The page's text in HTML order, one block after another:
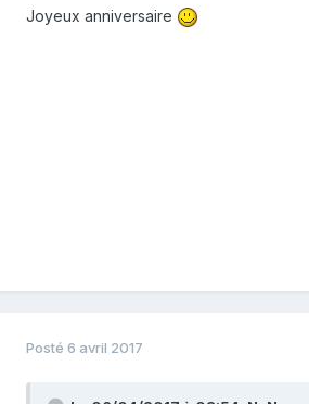
Joyeux anniversaire
Posté 6 avril 2017